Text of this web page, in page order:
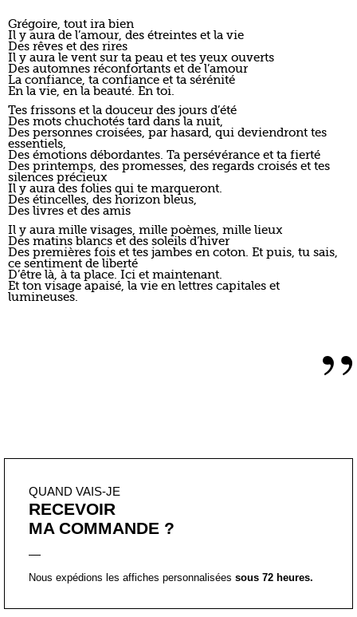
Grégoire, tout ira bien
Il y aura de l’amour, des étreintes et la vie
Des rêves et des rires
Il y aura le vent sur ta peau et tes yeux ouverts
Des automnes réconfortants et de l’amour
La confiance, ta confiance et ta sérénité
En la vie, en la beauté. En toi.
Tes frissons et la douceur des jours d’été
Des mots chuchotés tard dans la nuit,
Des personnes croisées, par hasard, qui deviendront tes
essentiels,
Des émotions débordantes. Ta persévérance et ta fierté
Des printemps, des promesses, des regards croisés et tes
silences précieux
Il y aura des folies qui te marqueront.
Des étincelles, des horizon bleus,
Des livres et des amis
Il y aura mille visages, mille poèmes, mille lieux
Des matins blancs et des soleils d’hiver
Des premières fois et tes jambes en coton. Et puis, tu sais,
ce sentiment de liberté
D’être là, à ta place. Ici et maintenant.
Et ton visage apaisé, la vie en lettres capitales et
lumineuses.
”
QUAND VAIS-JE
RECEVOIR
MA COMMANDE ?
Nous expédions les affiches personnalisées sous 72 heures.